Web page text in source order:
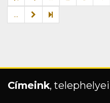
...
Címeink,